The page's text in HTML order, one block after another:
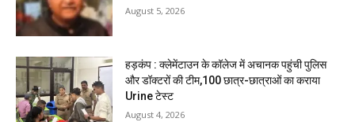
August 5, 2026
हड़कंप : क्लेमेंटाउन के कॉलेज में अचानक पहुंची पुलिस
और डॉक्टरों की टीम,100 छात्र-छात्राओं का कराया
Urine टेस्ट
August 4, 2026